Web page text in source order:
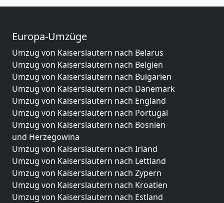
Europa-Umzüge
Umzug von Kaiserslautern nach Belarus
Umzug von Kaiserslautern nach Belgien
Umzug von Kaiserslautern nach Bulgarien
Umzug von Kaiserslautern nach Dänemark
Umzug von Kaiserslautern nach England
Umzug von Kaiserslautern nach Portugal
Umzug von Kaiserslautern nach Bosnien
und Herzegowina
Umzug von Kaiserslautern nach Irland
Umzug von Kaiserslautern nach Lettland
Umzug von Kaiserslautern nach Zypern
Umzug von Kaiserslautern nach Kroatien
Umzug von Kaiserslautern nach Estland